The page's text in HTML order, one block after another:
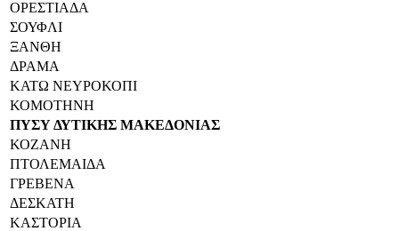
ΟΡΕΣΤΙΑΔΑ
ΣΟΥΦΛΙ
ΞΑΝΘΗ
ΔΡΑΜΑ
ΚΑΤΩ ΝΕΥΡΟΚΟΠΙ
ΚΟΜΟΤΗΝΗ
ΠΥΣΥ ΔΥΤΙΚΗΣ ΜΑΚΕΔΟΝΙΑΣ
ΚΟΖΑΝΗ
ΠΤΟΛΕΜΑΙΔΑ
ΓΡΕΒΕΝΑ
ΔΕΣΚΑΤΗ
ΚΑΣΤΟΡΙΑ